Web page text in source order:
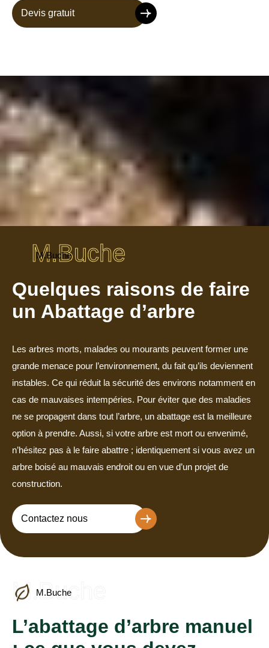
Devis gratuit
M.Buche
M.Buche
Quelques raisons de faire
un Abattage d’arbre
Les arbres morts, malades ou mourants peuvent former une
grande menace pour l’environnement, du fait qu’ils deviennent
instables. Ce qui réduit la sécurité des environs notamment en
cas de mauvaises intempéries. Pour éviter que des maladies
ne se propagent dans tout l’arbre, un abattage est la meilleure
option à prendre. Aussi, si votre arbre est mort ou envenimé,
n’hésitez pas à le faire abattre ; identiquement si vous avez un
arbre boisé au mauvais endroit ou en vue d’un projet de
construction.
Contactez nous
M.Buche
M.Buche
L’abattage d’arbre manuel